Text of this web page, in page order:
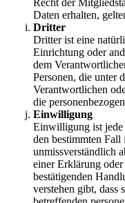
Recht der
Daten erhalten,
Dritter
Dritter ist eine
Einrichtung oder
dem
Personen, die unter
Verantwortlichen
die
Einwilligung
Einwilligung ist
den bestimmten
unmissverständlich
einer Erklärung
bestätigenden
verstehen gibt, dass